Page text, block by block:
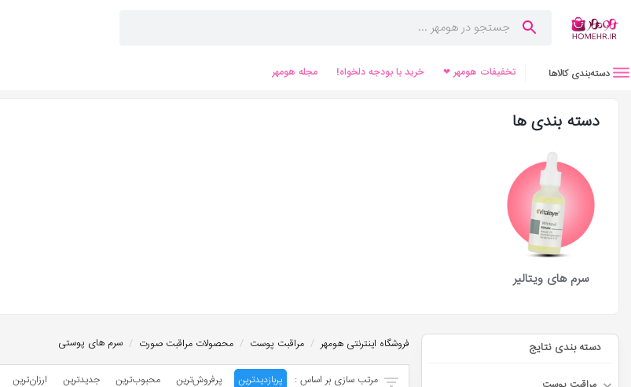
دسته‌بندی کالاها تخفیفات هومهر ❤ خرید با بودجه دلخواه! مجله هومهر
دسته بندی ها
سرم های ویتالیر
دسته بندی نتایج فروشگاه اینترنتی هومهر / مراقبت پوست / محصولات مراقبت صورت / سرم های پوستی
مرتب سازی بر اساس : پربازدیدترین پرفروش‌ترین محبوب‌‌ترین جدیدترین ارزان‌ترین